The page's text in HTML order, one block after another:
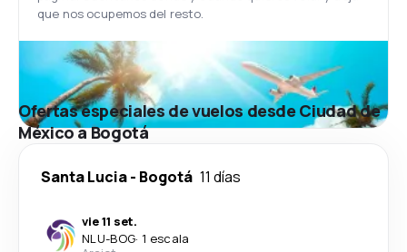
que nos ocupemos del resto.
Ofertas especiales de vuelos desde Ciudad de
México a Bogotá
Santa Lucia- Bogotá 11 días
vie 11 set.
NLU-BOG· 1 escala